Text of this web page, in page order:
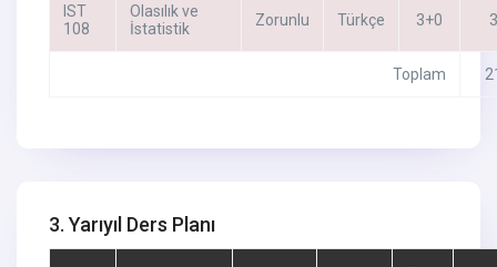
IST
108
Olasılık ve
İstatistik
Zorunlu Türkçe 3+0 3
Toplam
3. Yarıyıl Ders Planı